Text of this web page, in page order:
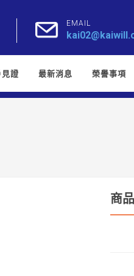
EMAIL
見證 最新消息 榮譽事項
商